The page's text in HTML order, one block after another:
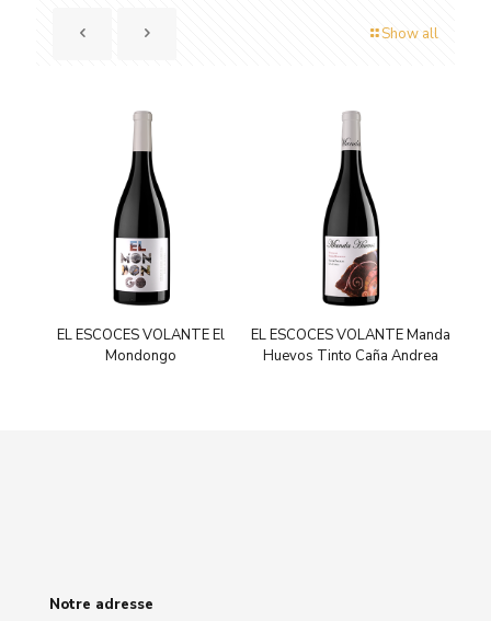
Show all
EL ESCOCES VOLANTE El
Mondongo
EL ESCOCES VOLANTE Manda
Huevos Tinto Caña Andrea
Notre adresse